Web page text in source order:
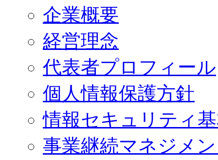
企業概要
経営理念
代表者プロフィール
個人情報保護方針
情報セキュリティ
事業継続マネジメ